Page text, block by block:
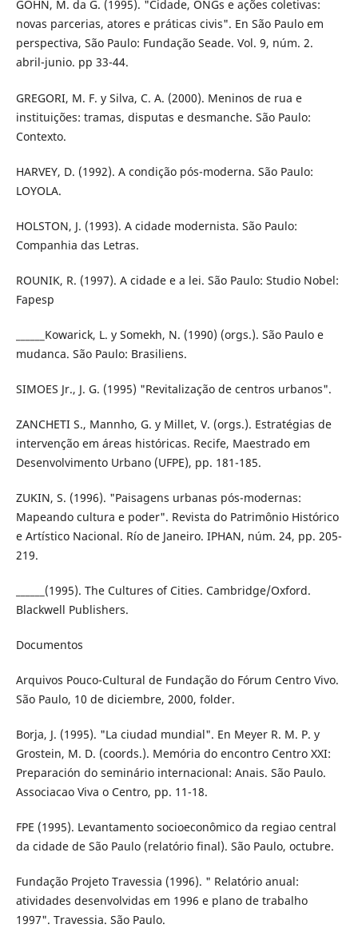
GOHN, M. da G. (1995). "Cidade, ONGs e ações coletivas:
novas parcerias, atores e práticas civis". En São Paulo em
perspecti­va, São Paulo: Fundação Seade. Vol. 9, núm. 2.
abril-junio. pp 33-44.
GREGORI, M. F. y Silva, C. A. (2000). Meninos de rua e
instituições: tramas, disputas e desmanche. São Paulo:
Contexto.
HARVEY, D. (1992). A condição pós-moderna. São Paulo:
LOYOLA.
HOLSTON, J. (1993). A cidade modernista. São Paulo:
Companhia das Letras.
ROUNIK, R. (1997). A cidade e a lei. São Paulo: Studio Nobel:
Fapesp
______Kowarick, L. y Somekh, N. (1990) (orgs.). São Paulo e
mudanca. São Paulo: Brasiliens.
SIMOES Jr., J. G. (1995) "Revitalização de centros urbanos".
ZANCHETI S., Mannho, G. y Millet, V. (orgs.). Estratégias de
intervenção em áreas históricas. Recife, Maestrado em
Desenvolvimento Urbano (UFPE), pp. 181-185.
ZUKIN, S. (1996). "Paisagens urbanas pós-modernas:
Mapeando cultura e poder". Revista do Patrimônio Histórico
e Artístico Nacional. Río de Janeiro. IPHAN, núm. 24, pp. 205-
219.
______(1995). The Cultures of Cities. Cambridge/Oxford.
Blackwell Publishers.
Documentos
Arquivos Pouco-Cultural de Fundação do Fórum Centro Vivo.
São Paulo, 10 de diciembre, 2000, folder.
Borja, J. (1995). "La ciudad mundial". En Meyer R. M. P. y
Grostein, M. D. (coords.). Memória do encontro Centro XXI:
Preparación do seminário internacional: Anais. São Paulo.
Associacao Viva o Centro, pp. 11-18.
FPE (1995). Levantamento socioeconômico da regiao central
da cidade de São Paulo (relatório final). São Paulo, octubre.
Fundação Projeto Travessia (1996). " Relatório anual:
atividades desenvolvidas em 1996 e plano de trabalho
1997". Travessia. São Paulo.